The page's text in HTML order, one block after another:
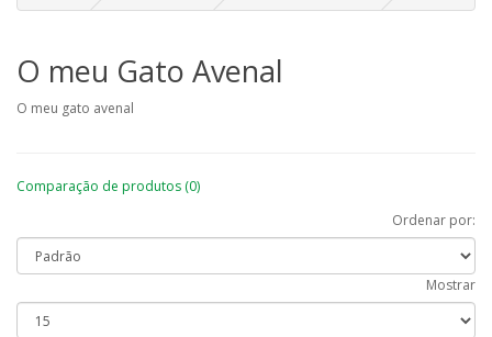
O meu Gato Avenal
O meu gato avenal
Comparação de produtos (0)
Ordenar por:
Mostrar